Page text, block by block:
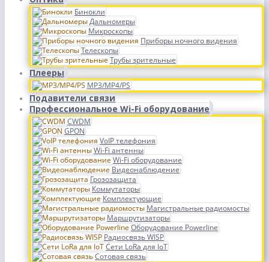
Бинокли
Дальномеры
Микроскопы
Приборы ночного видения
Телескопы
Трубы зрительные
Плееры
MP3/MP4/PS
Подавители связи
Профессиональное Wi-Fi оборудование
CWDM
GPON
VoIP телефония
Wi-Fi антенны
Wi-Fi оборудование
Видеонаблюдение
Грозозащита
Коммутаторы
Комплектующие
Магистральные радиомосты
Маршрутизаторы
Оборудование Powerline
Радиосвязь WISP
Сети LoRa для IoT
Сотовая связь